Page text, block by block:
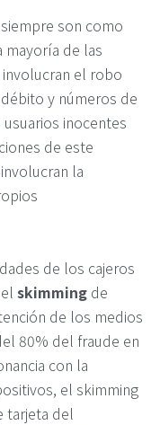
son como
mayoría de las
involucran el robo
y números de
inocentes
de este
la
de los cajeros
skimming de
de los medios
80% del fraude en
con la
el skimming
tarjeta del